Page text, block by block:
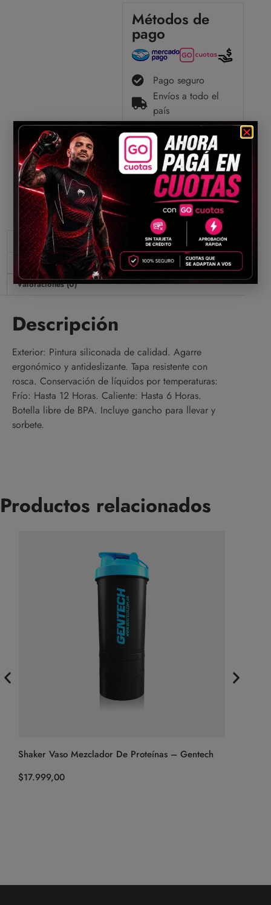
Métodos de
pago
Pago seguro
Envíos a todo el
país
Compartir
Descripción
Información adicional
Valoraciones (0)
Descripción
Exterior: Pintura siliconada de calidad. Agarre
ergonómico y antideslizante. Tapa resistente con
rosca. Conservación de líquidos por temperaturas:
Frío: Hasta 12 Horas. Caliente: Hasta 6 Horas.
Botella libre de BPA. Incluye gancho para llevar y
sorbete.
Productos relacionados
Shaker Vaso Mezclador De Proteínas – Gentech
$17.999,00